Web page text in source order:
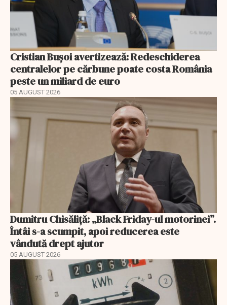
Cristian Bușoi avertizează: Redeschiderea
centralelor pe cărbune poate costa România
peste un miliard de euro
05 AUGUST 2026
Dumitru Chisăliță: „Black Friday-ul motorinei”.
Întâi s-a scumpit, apoi reducerea este
vândută drept ajutor
05 AUGUST 2026